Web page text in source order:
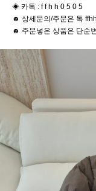
◈ 카톡 : f f h h 0 5 0 5
☻ 상세문의/주문은 톡
☻ 주문넣은 상품은 단순